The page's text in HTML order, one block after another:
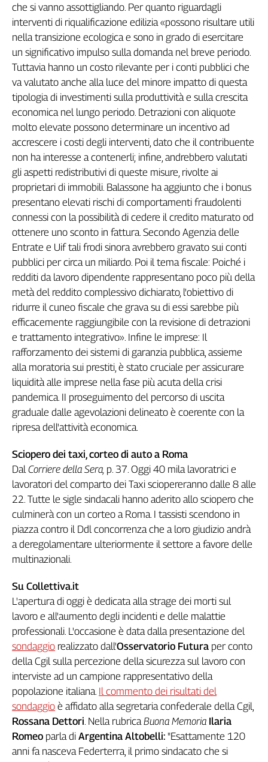
che si vanno assottigliando. Per quanto riguardagli
interventi di riqualificazione edilizia «possono risultare utili
nella transizione ecologica e sono in grado di esercitare
un significativo impulso sulla domanda nel breve periodo.
Tuttavia hanno un costo rilevante per i conti pubblici che
va valutato anche alla luce del minore impatto di questa
tipologia di investimenti sulla produttività e sulla crescita
economica nel lungo periodo. Detrazioni con aliquote
molto elevate possono determinare un incentivo ad
accrescere i costi degli interventi, dato che il contribuente
non ha interesse a contenerli; infine, andrebbero valutati
gli aspetti redistributivi di queste misure, rivolte ai
proprietari di immobili. Balassone ha aggiunto che i bonus
presentano elevati rischi di comportamenti fraudolenti
connessi con la possibilità di cedere il credito maturato od
ottenere uno sconto in fattura. Secondo Agenzia delle
Entrate e Uif tali frodi sinora avrebbero gravato sui conti
pubblici per circa un miliardo. Poi il tema fiscale: Poiché i
redditi da lavoro dipendente rappresentano poco più della
metà del reddito complessivo dichiarato, l'obiettivo di
ridurre il cuneo fiscale che grava su di essi sarebbe più
efficacemente raggiungibile con la revisione di detrazioni
e trattamento integrativo». Infine le imprese: Il
rafforzamento dei sistemi di garanzia pubblica, assieme
alla moratoria sui prestiti, è stato cruciale per assicurare
liquidità alle imprese nella fase più acuta della crisi
pandemica. II proseguimento del percorso di uscita
graduale dalle agevolazioni delineato è coerente con la
ripresa dell'attività economica.
Sciopero dei taxi, corteo di auto a Roma
Dal Corriere della Sera, p. 37. Oggi 40 mila lavoratrici e
lavoratori del comparto dei Taxi sciopereranno dalle 8 alle
22. Tutte le sigle sindacali hanno aderito allo sciopero che
culminerà con un corteo a Roma. I tassisti scendono in
piazza contro il Ddl concorrenza che a loro giudizio andrà
a deregolamentare ulteriormente il settore a favore delle
multinazionali.
Su Collettiva.it
L'apertura di oggi è dedicata alla strage dei morti sul
lavoro e all'aumento degli incidenti e delle malattie
professionali. L'occasione è data dalla presentazione del
sondaggio realizzato dall'Osservatorio Futura per conto
della Cgil sulla percezione della sicurezza sul lavoro con
interviste ad un campione rappresentativo della
popolazione italiana. Il commento dei risultati del
sondaggio è affidato alla segretaria confederale della Cgil,
Rossana Dettori. Nella rubrica Buona Memoria Ilaria
Romeo parla di Argentina Altobelli: "Esattamente 120
anni fa nasceva Federterra, il primo sindacato che si